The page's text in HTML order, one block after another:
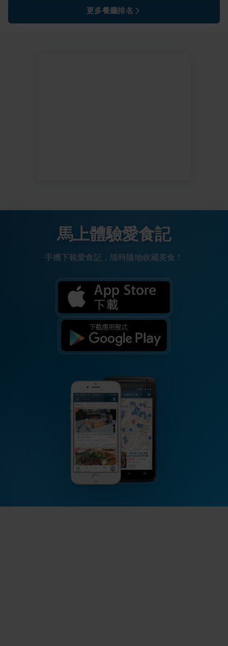
更多餐廳排名
馬上體驗愛食記
手機下載愛食記，隨時隨地收藏美食！